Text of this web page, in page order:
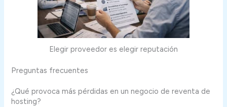
Elegir proveedor es elegir reputación
Preguntas frecuentes
¿Qué provoca más pérdidas en un negocio de reventa de
hosting?